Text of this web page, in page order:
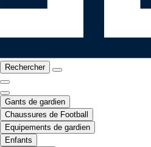
Rechercher
Gants de gardien
Chaussures de Football
Equipements de gardien
Enfants